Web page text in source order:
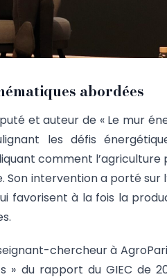
abordées
et auteur de « Le mur
les défis
comment l’agriculture
Son intervention a porté sur
favorisent à la fois la
chercheur à
» du rapport du GIEC de